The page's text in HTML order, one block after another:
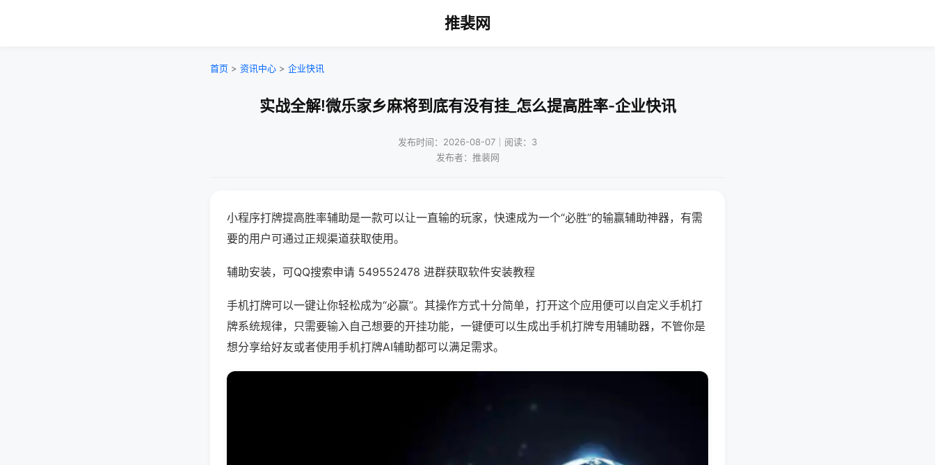
推裴网
首页 > 资讯中心 > 企业快讯
实战全解!微乐家乡麻将到底有没有挂_怎么提高胜率-企业快讯
发布时间：2026-08-07｜阅读：3
发布者：推裴网
小程序打牌提高胜率辅助是一款可以让一直输的玩家，快速成为一个“必胜”的输赢辅助神器，有需
要的用户可通过正规渠道获取使用。
辅助安装，可QQ搜索申请 549552478 进群获取软件安装教程
手机打牌可以一键让你轻松成为“必赢”。其操作方式十分简单，打开这个应用便可以自定义手机打
牌系统规律，只需要输入自己想要的开挂功能，一键便可以生成出手机打牌专用辅助器，不管你是
想分享给好友或者使用手机打牌AI辅助都可以满足需求。